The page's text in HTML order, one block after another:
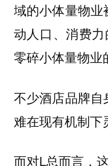
域的小体量物
动人口、消费力
零碎小体量物业
不少酒店品牌
难在现有机制下
而对L总而言，